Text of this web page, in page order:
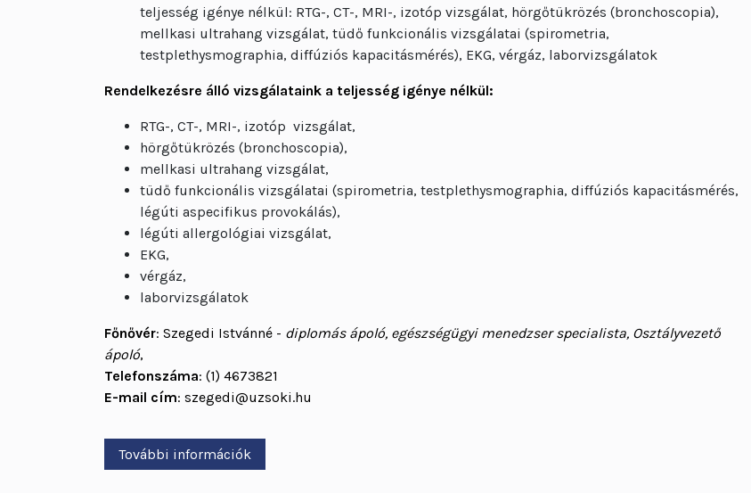
teljesség igénye nélkül: RTG-, CT-, MRI-, izotóp vizsgálat, hörgőtükrözés (bronchoscopia),
mellkasi ultrahang vizsgálat, tüdő funkcionális vizsgálatai (spirometria,
testplethysmographia, diffúziós kapacitásmérés), EKG, vérgáz, laborvizsgálatok
Rendelkezésre álló vizsgálataink a teljesség igénye nélkül:
RTG-, CT-, MRI-, izotóp vizsgálat,
hörgőtükrözés (bronchoscopia),
mellkasi ultrahang vizsgálat,
tüdő funkcionális vizsgálatai (spirometria, testplethysmographia, diffúziós kapacitásmérés,
légúti aspecifikus provokálás),
légúti allergológiai vizsgálat,
EKG,
vérgáz,
laborvizsgálatok
Főnővér: Szegedi Istvánné - diplomás ápoló, egészségügyi menedzser specialista, Osztályvezető
ápoló,
Telefonszáma: (1) 4673821
E-mail cím: szegedi@uzsoki.hu
További információk